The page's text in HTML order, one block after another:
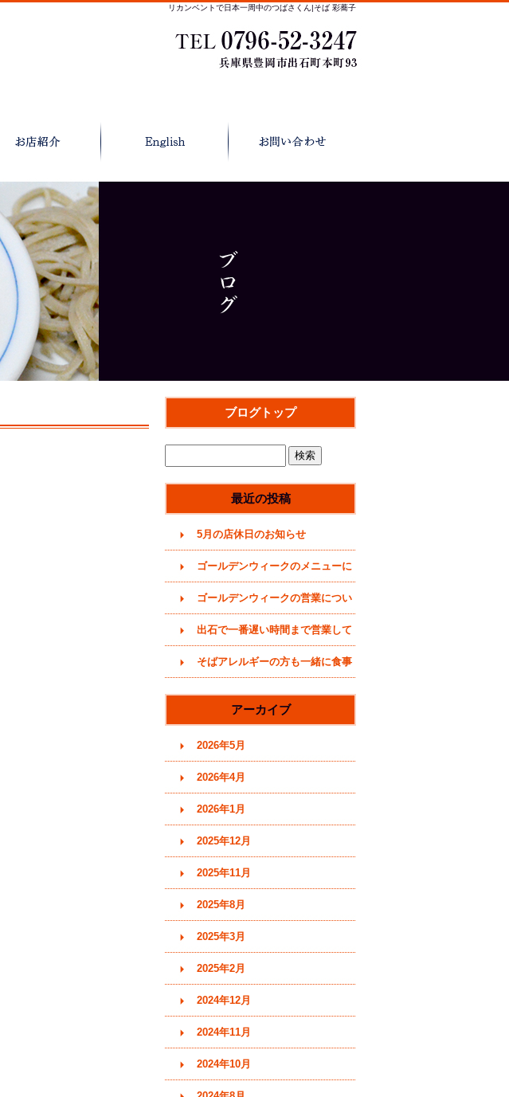
リカンベントで日本一周中のつばさくん|そば 彩蕎子
ブログトップ
最近の投稿
5月の店休日のお知らせ
ゴールデンウィークのメニューに
ついて(2026年)
ゴールデンウィークの営業につい
て(2026年4月29日)
出石で一番遅い時間まで営業して
いるそば屋(〜20時まで)
そばアレルギーの方も一緒に食事
をどうぞ (うどんメニューありま
す)
アーカイブ
2026年5月
2026年4月
2026年1月
2025年12月
2025年11月
2025年8月
2025年3月
2025年2月
2024年12月
2024年11月
2024年10月